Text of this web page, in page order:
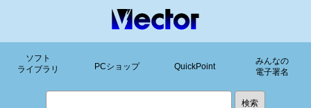
ソフト
ライブラリ
PCショップ QuickPoint
みんなの
電子署名